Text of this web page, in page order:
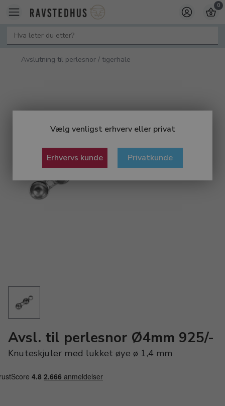
Vælg venligst erhverv eller privat
Erhvervs kunde Privatkunde
0
Avslutning til perlesnor / tigerhale
Avsl. til perlesnor Ø4mm 925/-
Knuteskjuler med lukket øye ø 1,4 mm